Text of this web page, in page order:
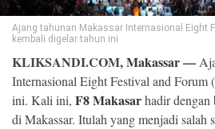
Ajang tahunan Makassar Internasional Eight
kembali digelar tahun ini
KLIKSANDI.COM,Makassar—
Internasional Eight Festival and Forum (
ini. Kali ini, F8 Makasarhadir dengan
di Makassar. Itulah yang menjadi salah